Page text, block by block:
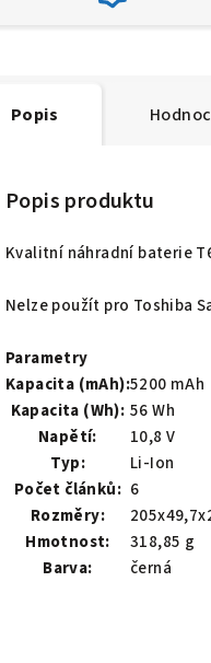
Popis
Popis produktu
Kvalitní náhradní baterie
Nelze použít pro Toshiba
Parametry
Kapacita (mAh):5200 mAh
Kapacita (Wh): 56 Wh
Napětí:
10,8 V
Typ:
Li-Ion
Počet článků: 6
Rozměry:
Hmotnost:
318,85 g
Barva:
černá